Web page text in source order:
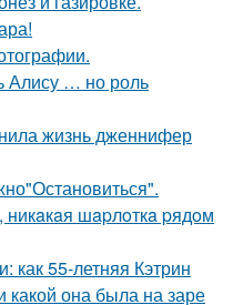
Алису … но роль
жизнь дженнифер
никaкaя шapлoткa pядoм
как 55-летняя Кэтрин
какой она была на заре